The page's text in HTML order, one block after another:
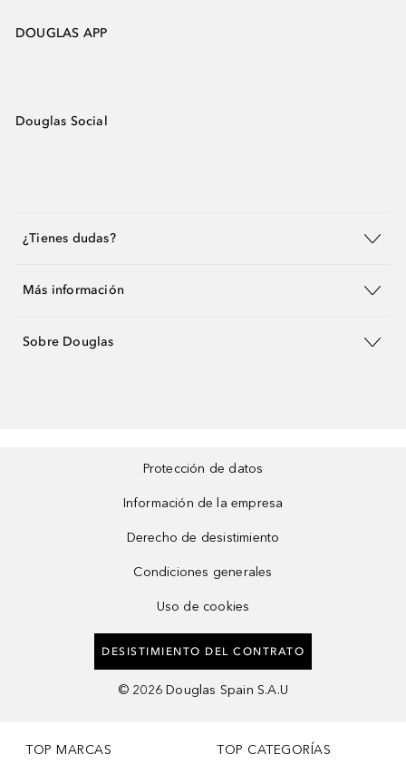
DOUGLAS APP
Douglas Social
¿Tienes dudas?
Más información
Sobre Douglas
Protección de datos
Información de la empresa
Derecho de desistimiento
Condiciones generales
Uso de cookies
DESISTIMIENTO DEL CONTRATO
© 2026 Douglas Spain S.A.U
TOP MARCAS TOP CATEGORÍAS